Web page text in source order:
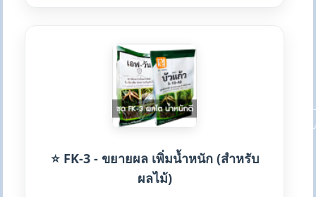
⭐ FK-3 - ขยายผล เพิ่มน้ำหนัก (สำหรับ
ผลไม้)